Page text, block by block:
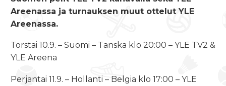
Areenassa ja turnauksen muut ottelut YLE
Areenassa.
Torstai 10.9. – Suomi – Tanska klo 20:00 – YLE TV2 &
YLE Areena
Perjantai 11.9. – Hollanti – Belgia klo 17:00 – YLE